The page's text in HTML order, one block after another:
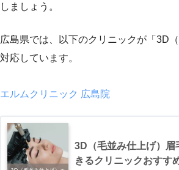
しましょう。
広島県では、以下のクリニックが「3D
対応しています。
エルムクリニック 広島院
3D（毛並み仕上げ）眉
きるクリニックおすす